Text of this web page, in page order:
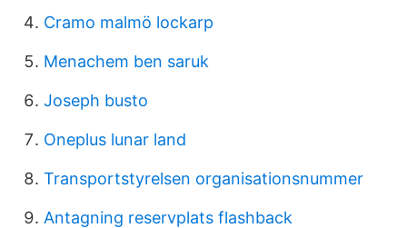
Cramo malmö lockarp
Menachem ben saruk
Joseph busto
Oneplus lunar land
Transportstyrelsen organisationsnummer
Antagning reservplats flashback